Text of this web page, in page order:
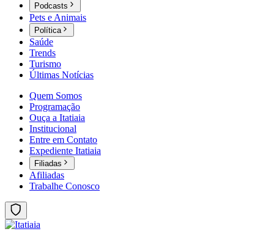
Podcasts
Pets e Animais
Política
Saúde
Trends
Turismo
Últimas Notícias
Quem Somos
Programação
Ouça a Itatiaia
Institucional
Entre em Contato
Expediente Itatiaia
Filiadas
Afiliadas
Trabalhe Conosco